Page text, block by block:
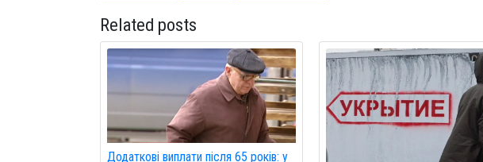
Related posts
Додаткові виплати після 65 років: у